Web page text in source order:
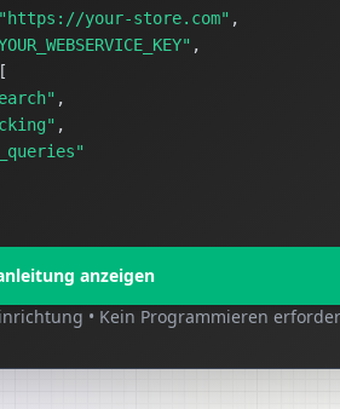
"https://your-store.com" ,
,
,
,
anzeigen
• Kein Programmieren